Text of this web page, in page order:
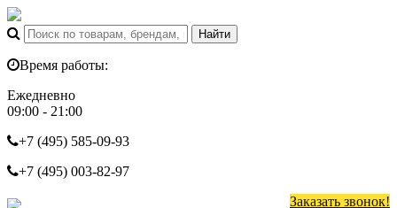
Время работы:
Ежедневно
09:00 - 21:00
+7 (495) 585-09-93
+7 (495) 003-82-97
Заказать звонок!